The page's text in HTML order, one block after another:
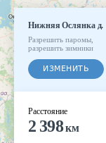
Нижняя Ослянка д.
Разрешить паромы
разрешить зимники
ИЗМЕНИТЬ
Расстояние
2 398км